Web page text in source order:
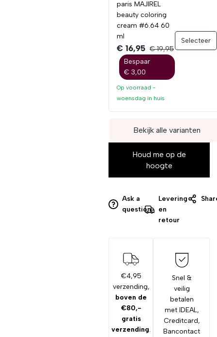
paris MAJIREL
beauty coloring
cream #6.64 60
ml
€ 16,95 € 19,95
Bespaar
€ 3,00
Op voorraad -
woensdag in huis
Selecteer
Bekijk alle varianten
Houd me op de
hoogte
Ask a
question
Levering
en
retour
€4,95
verzending,
boven de
€80,-
gratis
verzending.
Snel &
veilig
betalen
met IDEAL,
Creditcard,
Bancontact